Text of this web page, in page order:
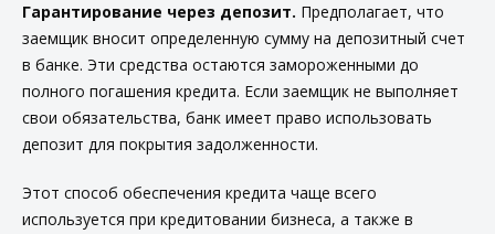
Гарантирование через депозит. Предполагает, что
заемщик вносит определенную сумму на депозитный счет
в банке. Эти средства остаются замороженными до
полного погашения кредита. Если заемщик не выполняет
свои обязательства, банк имеет право использовать
депозит для покрытия задолженности.
Этот способ обеспечения кредита чаще всего
используется при кредитовании бизнеса, а также в